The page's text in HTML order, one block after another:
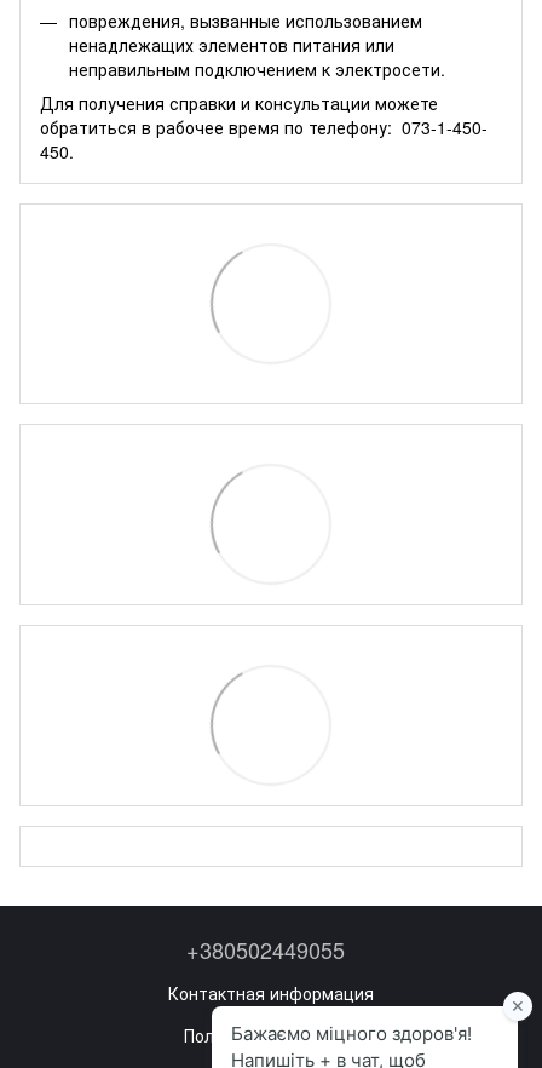
повреждения, вызванные использованием
ненадлежащих элементов питания или
неправильным подключением к электросети.
Для получения справки и консультации можете
обратиться в рабочее время по телефону: 073-1-450-
450.
+380502449055
Контактная информация
Полная версия сайта